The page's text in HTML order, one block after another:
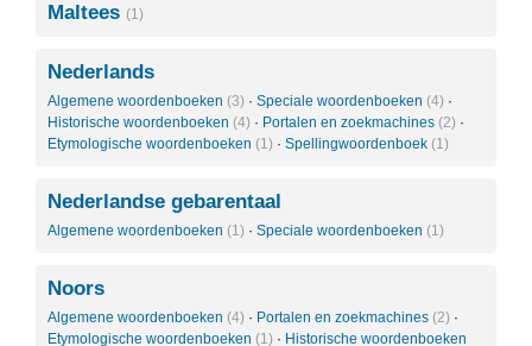
Maltees (1)
Nederlands
Algemene woordenboeken (3) · Speciale woordenboeken (4) ·
Historische woordenboeken (4) · Portalen en zoekmachines (2) ·
Etymologische woordenboeken (1) · Spellingwoordenboek (1)
Nederlandse gebarentaal
Algemene woordenboeken (1) · Speciale woordenboeken (1)
Noors
Algemene woordenboeken (4) · Portalen en zoekmachines (2) ·
Etymologische woordenboeken (1) · Historische woordenboeken